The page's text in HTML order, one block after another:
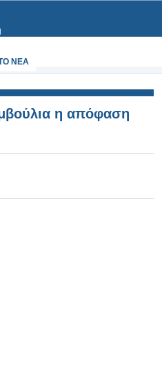
NEA
η απόφαση